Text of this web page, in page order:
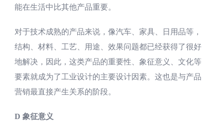
能在生活中比其他产品重要。
对于技术成熟的产品来说，像汽车、家具、日用品等，
结构、材料、工艺、用途、效果问题都已经获得了很好
地解决，因此，这类产品的重要性、象征意义、文化等
要素就成为了工业设计的主要设计因素。这也是与产品
营销最直接产生关系的阶段。
D 象征意义